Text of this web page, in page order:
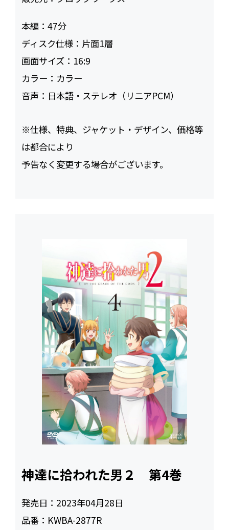
本編：47
ディスク仕様： 片面1層
画面サイズ： 16:9
カラー： カラー
音声： 日本語・ステレオ（リニアPCM）
※仕様、特典、ジャケット・デザイン、価格等
は都合により
予告なく変更する場合がございます。
神達に拾われた男２ 第4巻
発売日： 2023年04月28日
品番： KWBA-2877R